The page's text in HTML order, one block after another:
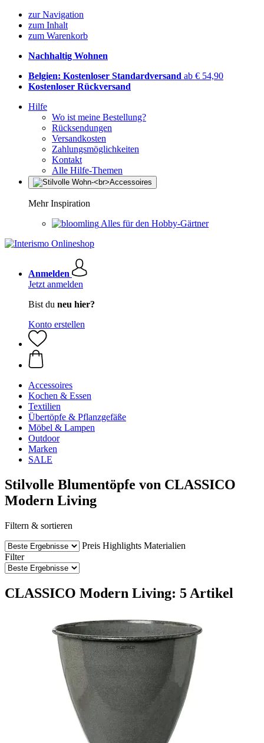
zur Navigation
zum Inhalt
zum Warenkorb
Nachhaltig Wohnen
Belgien: Kostenloser Standardversand ab € 54,90
Kostenloser Rückversand
Hilfe
Wo ist meine Bestellung?
Rücksendungen
Versandkosten
Zahlungsmöglichkeiten
Kontakt
Alle Hilfe-Themen
Mehr Inspiration
Alles für den Hobby-Gärtner
Anmelden
Jetzt anmelden
Bist du neu hier?
Konto erstellen
Accessoires
Kochen & Essen
Textilien
Übertöpfe & Pflanzgefäße
Möbel & Lampen
Outdoor
Marken
SALE
Stilvolle Blumentöpfe von CLASSICO
Modern Living
Filtern & sortieren
Preis Highlights Materialien
Filter
CLASSICO Modern Living: 5 Artikel